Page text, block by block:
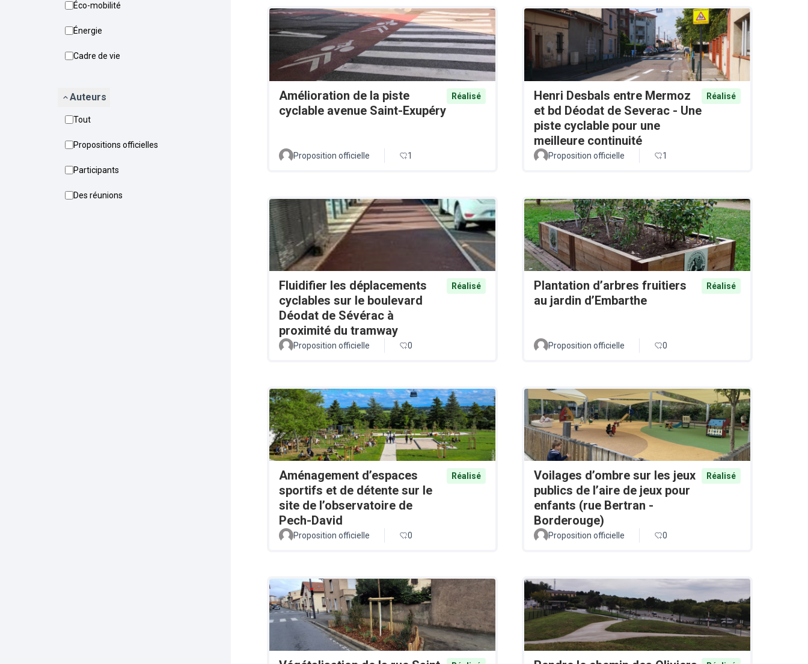
Éco-mobilité
Énergie
Cadre de vie
Auteurs
Tout
Propositions officielles
Participants
Des réunions
Amélioration de la piste
cyclable avenue Saint-Exupéry
Réalisé
Proposition officielle 1
Henri Desbals entre Mermoz
et bd Déodat de Severac - Une
piste cyclable pour une
meilleure continuité
Réalisé
Proposition officielle 1
Fluidifier les déplacements
cyclables sur le boulevard
Déodat de Sévérac à
proximité du tramway
Réalisé
Proposition officielle 0
Plantation d’arbres fruitiers
au jardin d’Embarthe
Réalisé
Proposition officielle 0
Aménagement d’espaces
sportifs et de détente sur le
site de l’observatoire de
Pech-David
Réalisé
Proposition officielle 0
Voilages d’ombre sur les jeux
publics de l’aire de jeux pour
enfants (rue Bertran -
Borderouge)
Réalisé
Proposition officielle 0